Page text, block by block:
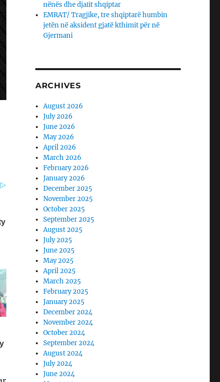
nënës dhe djaΙit shqiptar
EMRAT/ Tragjike, tre shqiptarë humbin
jetën në aksident gjatë kthimit për në
Gjermani
ARCHIVES
August 2026
July 2026
June 2026
May 2026
April 2026
March 2026
February 2026
January 2026
December 2025
November 2025
October 2025
September 2025
August 2025
July 2025
June 2025
May 2025
April 2025
March 2025
February 2025
January 2025
December 2024
November 2024
October 2024
September 2024
August 2024
July 2024
June 2024